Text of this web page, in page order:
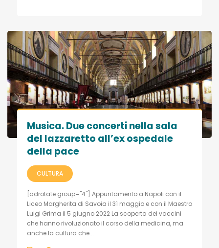
Musica. Due concerti nella sala
del lazzaretto all’ex ospedale
della pace
CULTURA
[adrotate group="4"] Appuntamento a Napoli con il
Liceo Margherita di Savoia il 31 maggio e con il Maestro
Luigi Grima il 5 giugno 2022 La scoperta dei vaccini
che hanno rivoluzionato il corso della medicina, ma
anche la cultura che...